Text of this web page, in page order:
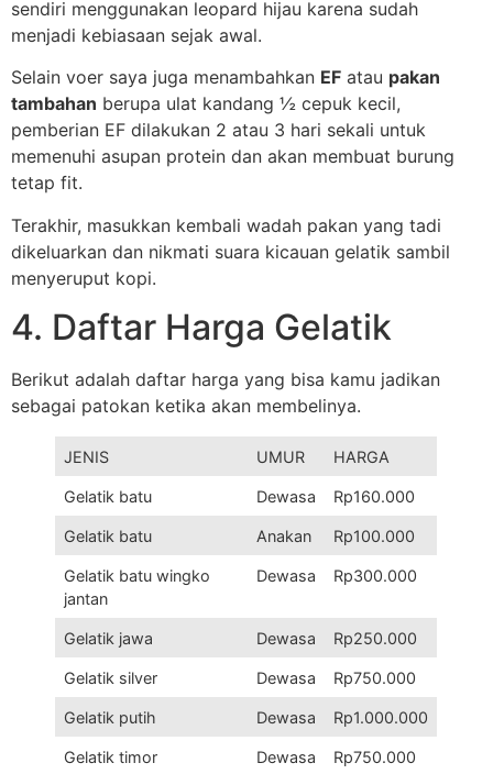
sendiri menggunakan leopard hijau karena sudah
menjadi kebiasaan sejak awal.
Selain voer saya juga menambahkan EF atau pakan
tambahan berupa ulat kandang ½ cepuk kecil,
pemberian EF dilakukan 2 atau 3 hari sekali untuk
memenuhi asupan protein dan akan membuat burung
tetap fit.
Terakhir, masukkan kembali wadah pakan yang tadi
dikeluarkan dan nikmati suara kicauan gelatik sambil
menyeruput kopi.
4. Daftar Harga Gelatik
Berikut adalah daftar harga yang bisa kamu jadikan
sebagai patokan ketika akan membelinya.
JENIS UMUR HARGA
Gelatik batu Dewasa Rp160.000
Gelatik batu Anakan Rp100.000
Gelatik batu wingko
jantan
Dewasa Rp300.000
Gelatik jawa Dewasa Rp250.000
Gelatik silver Dewasa Rp750.000
Gelatik putih Dewasa Rp1.000.000
Gelatik timor Dewasa Rp750.000